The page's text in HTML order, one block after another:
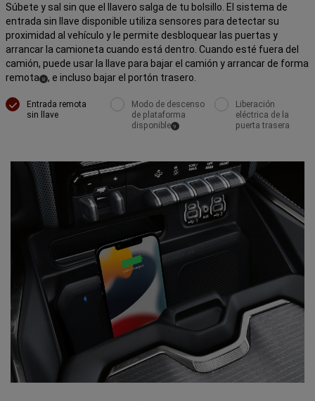
Súbete y sal sin que el llavero salga de tu bolsillo. El sistema de
entrada sin llave disponible utiliza sensores para detectar su
proximidad al vehículo y le permite desbloquear las puertas y
arrancar la camioneta cuando está dentro. Cuando esté fuera del
camión, puede usar la llave para bajar el camión y arrancar de forma
remota (8) , e incluso bajar el portón trasero.
Entrada remota
sin llave
Modo de descenso
de plataforma
disponible (9
Liberación
eléctrica de la
puerta trasera